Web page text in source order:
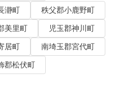
瀞町
秩父郡小鹿野町
美里町
児玉郡神川町
居町
南埼玉郡宮代町
郡松伏町